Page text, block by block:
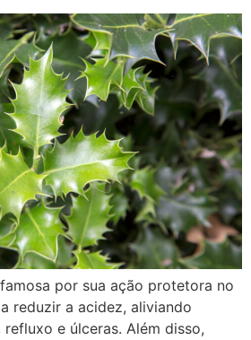
por sua ação protetora no
reduzir a acidez, aliviando
e úlceras. Além disso,